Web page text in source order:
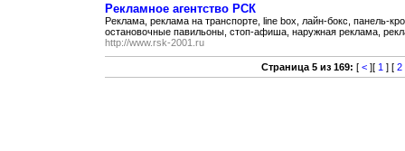
Рекламное агентство РСК
Реклама, реклама на транспорте, line box, лайн-бокс, панель-
остановочные павильоны, стоп-афиша, наружная реклама,
http://www.rsk-2001.ru
Страница 5 из 169: [ < ][ 1 ] [ 2